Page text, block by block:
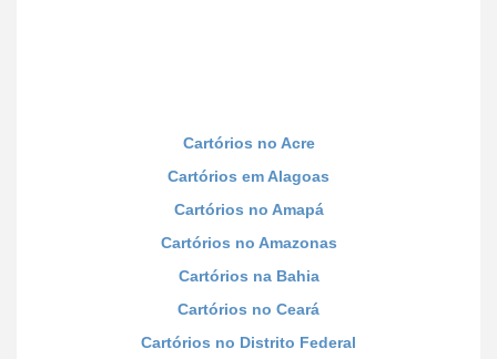
Cartórios no Acre
Cartórios em Alagoas
Cartórios no Amapá
Cartórios no Amazonas
Cartórios na Bahia
Cartórios no Ceará
Cartórios no Distrito Federal